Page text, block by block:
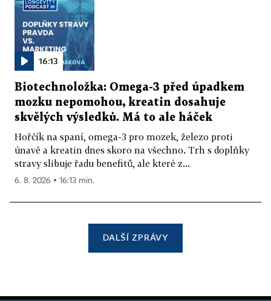
16:13
Biotechnoložka: Omega-3 před úpadkem
mozku nepomohou, kreatin dosahuje
skvělých výsledků. Má to ale háček
Hořčík na spaní, omega-3 pro mozek, železo proti
únavě a kreatin dnes skoro na všechno. Trh s doplňky
stravy slibuje řadu benefitů, ale které z...
6. 8. 2026 ▪ 16:13 min.
DALŠÍ ZPRÁVY